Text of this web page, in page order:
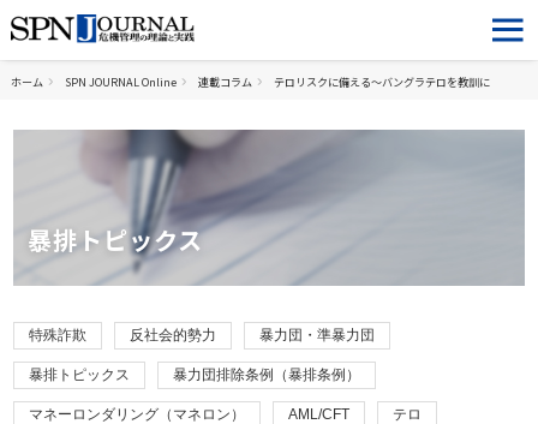
ホーム SPN JOURNAL Online 連載コラム テロリスクに備える～バングラテロを教訓に
暴排トピックス
特殊詐欺 反社会的勢力 暴力団・準暴力団
暴排トピックス 暴力団排除条例（暴排条例）
マネーロンダリング（マネロン） AML/CFT テロ